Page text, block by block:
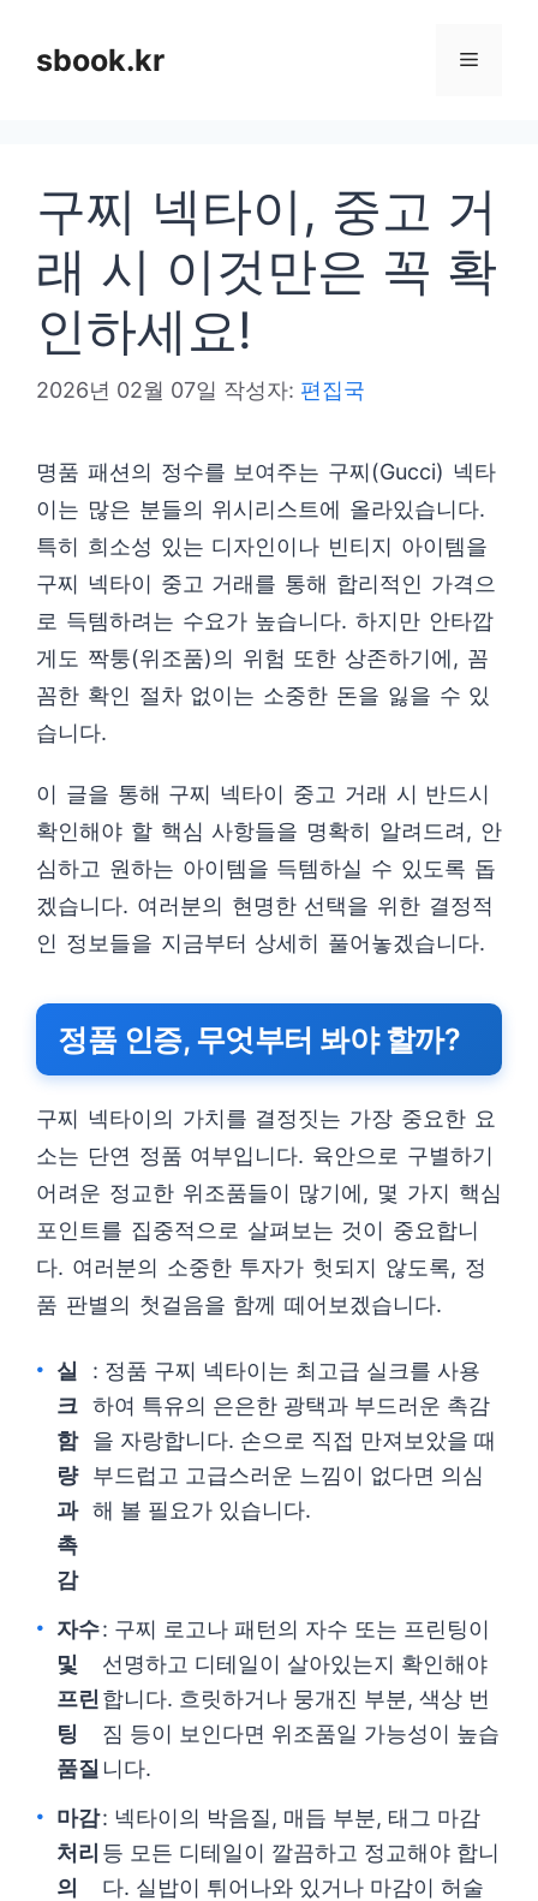
sbook.kr 메
구찌 넥타이, 중고 거
래 시 이것만은 꼭 확
인하세요!
2026년 02월 07일 작성자: 편집국
명품 패션의 정수를 보여주는 구찌(Gucci) 넥타
이는 많은 분들의 위시리스트에 올라있습니다.
특히 희소성 있는 디자인이나 빈티지 아이템을
구찌 넥타이 중고 거래를 통해 합리적인 가격으
로 득템하려는 수요가 높습니다. 하지만 안타깝
게도 짝퉁(위조품)의 위험 또한 상존하기에, 꼼
꼼한 확인 절차 없이는 소중한 돈을 잃을 수 있
습니다.
이 글을 통해 구찌 넥타이 중고 거래 시 반드시
확인해야 할 핵심 사항들을 명확히 알려드려, 안
심하고 원하는 아이템을 득템하실 수 있도록 돕
겠습니다. 여러분의 현명한 선택을 위한 결정적
인 정보들을 지금부터 상세히 풀어놓겠습니다.
정품 인증, 무엇부터 봐야 할까?
구찌 넥타이의 가치를 결정짓는 가장 중요한 요
소는 단연 정품 여부입니다. 육안으로 구별하기
어려운 정교한 위조품들이 많기에, 몇 가지 핵심
포인트를 집중적으로 살펴보는 것이 중요합니
다. 여러분의 소중한 투자가 헛되지 않도록, 정
품 판별의 첫걸음을 함께 떼어보겠습니다.
실
크
함
량
과
촉
감
: 정품 구찌 넥타이는 최고급 실크를 사용
하여 특유의 은은한 광택과 부드러운 촉감
을 자랑합니다. 손으로 직접 만져보았을 때
부드럽고 고급스러운 느낌이 없다면 의심
해 볼 필요가 있습니다.
자수
및
프린
팅
품질
: 구찌 로고나 패턴의 자수 또는 프린팅이
선명하고 디테일이 살아있는지 확인해야
합니다. 흐릿하거나 뭉개진 부분, 색상 번
짐 등이 보인다면 위조품일 가능성이 높습
니다.
마감
처리
의
: 넥타이의 박음질, 매듭 부분, 태그 마감
등 모든 디테일이 깔끔하고 정교해야 합니
다. 실밥이 튀어나와 있거나 마감이 허술